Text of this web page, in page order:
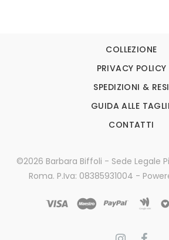
COLLEZIONE
PRIVACY POLICY
SPEDIZIONI & RESI
GUIDA ALLE
CONTATTI
©2026 Barbara Biffoli - Sede Legale
Roma. P.Iva: 08385931004 -